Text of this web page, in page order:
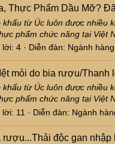
Thực Phẩm Dầu Mỡ?
từ Úc luôn được nhiều
phẩm chức năng tại Việt
lời: 4 Diễn đàn: Ngành
mỏi do bia rượu/Thanh
từ Úc luôn được nhiều
phẩm chức năng tại
lời: 11 Diễn đàn: Ngành
rượu...Thải độc gan